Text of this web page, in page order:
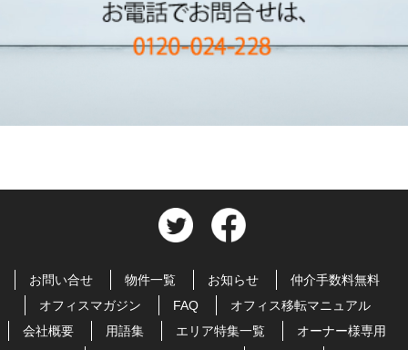
お問い合せ 物件一覧 お知らせ
仲介手数料無料
オフィスマガジン
FAQ
オフィス移転マニュアル
会社概要
用語集 エリア特集一覧
オーナー様専用